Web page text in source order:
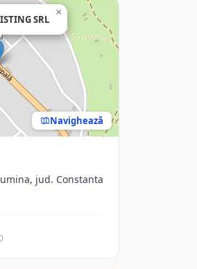
SRL
×
Navighează
jud. Constanta